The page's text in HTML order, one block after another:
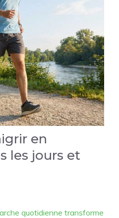
en
les jours et
quotidienne transforme